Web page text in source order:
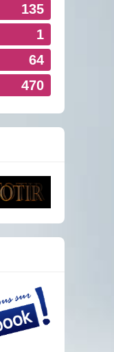
135
1
64
470